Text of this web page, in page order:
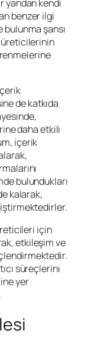
yandan kendi
benzer ilgi
şansı
üreticilerinin
de katkıda
daha etkili
içerik
bulundukları
kalarak,
için
etkileşim ve
süreçlerini
yer